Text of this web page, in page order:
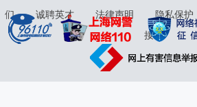
们
诚聘英才 法律声明 隐私保护
接